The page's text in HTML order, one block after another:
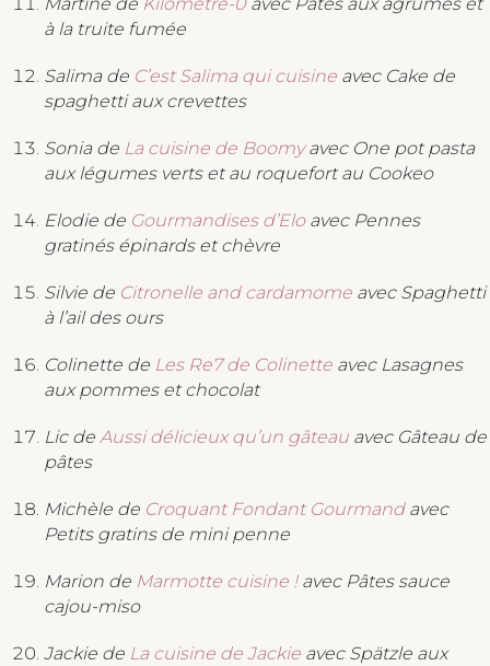
à la truite fumée
Salima de C’est Salima qui cuisine avec Cake de
spaghetti aux crevettes
Sonia de La cuisine de Boomyavec One pot pasta
aux légumes verts et au roquefort au Cookeo
Elodie de Gourmandises d’Eloavec Pennes
gratinés épinards et chèvre
Silvie de Citronelle and cardamome avec Spaghetti
à l’ail des ours
Colinette de Les Re7 de Colinette avec Lasagnes
aux pommes et chocolat
Lic de Aussi délicieux qu’un gâteau avec Gâteau de
pâtes
Michèle de Croquant Fondant Gourmandavec
Petits gratins de mini penne
Marion de Marmotte cuisine !avec Pâtes sauce
cajou-miso
Jackie de La cuisine de Jackie avec Spätzle aux